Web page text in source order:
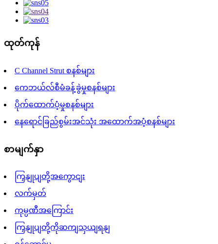
ထုတ်ကုန်
C Channel Strut စနစ်များ
ကေဘယ်လ်စီမံခန့်ခွဲမှုစနစ်များ
ပိုက်ထောက်ပံ့မှုစနစ်များ
နေရောင်ခြည်စွမ်းအင်သုံး အထောက်အပံ့စနစ်များ
စာမျက်နှာ
ကြှနျုပျတို့အကွောငျး
လက်မှတ်
ကုမ္ပဏီအကြောင်း
ကြှနျုပျတို့ကိုဆကျသှယျရနျ